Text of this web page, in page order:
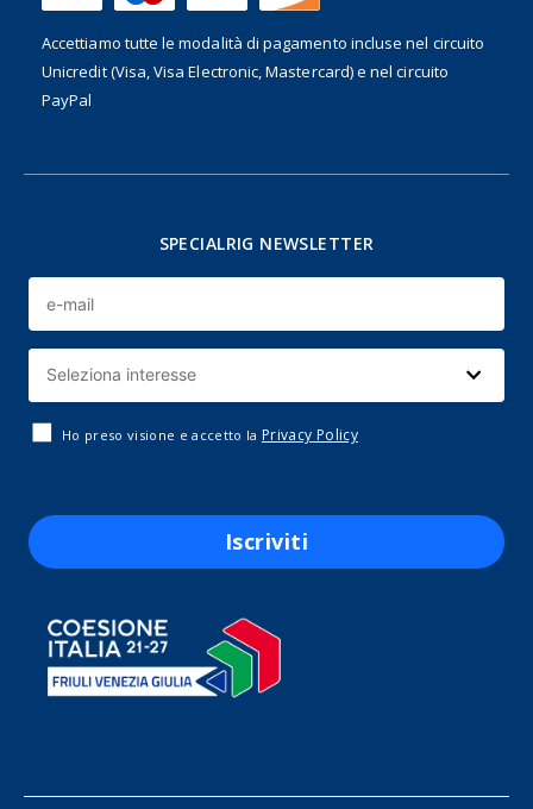
Accettiamo tutte le modalità di pagamento incluse nel circuito
Unicredit (Visa, Visa Electronic, Mastercard) e nel circuito
PayPal
SPECIALRIG NEWSLETTER
Ho preso visione e accetto la Privacy Policy
Iscriviti